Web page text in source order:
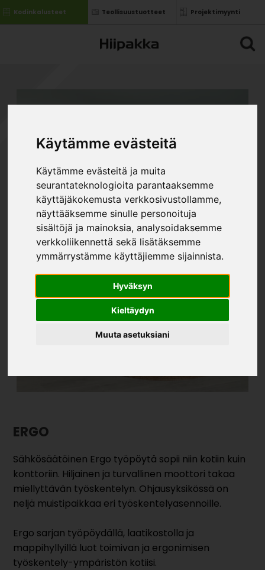
Käytämme evästeitä
Käytämme evästeitä ja muita
seurantateknologioita parantaaksemme
käyttäjäkokemusta verkkosivustollamme,
näyttääksemme sinulle personoituja
sisältöjä ja mainoksia, analysoidaksemme
verkkoliikennettä sekä lisätäksemme
ymmärrystämme käyttäjiemme sijainnista.
Hyväksyn
Kieltäydyn
Muuta asetuksiani
Kodinkalusteet Teollisuustuotteet Projektimyynti
ERGO
Sähkösäätöinen Ergo työpöytä sopii niin kotiin kuin
konttoriin. Hiljainen ja turvallinen moottori takaa
miellyttävän työskentelyn. Ohjausyksikössä on
neljä muistipaikkaa eri työskentelyasennoille.
Ergo sarjan työpöydällä, laatikostolla ja
mappihyllyillä luot toimivan ja ergonimisen
työskentely-ympäristön kotiisi.